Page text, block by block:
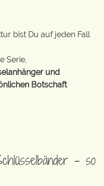
bist Du auf jeden Fall
Serie,
und
Botschaft
– so